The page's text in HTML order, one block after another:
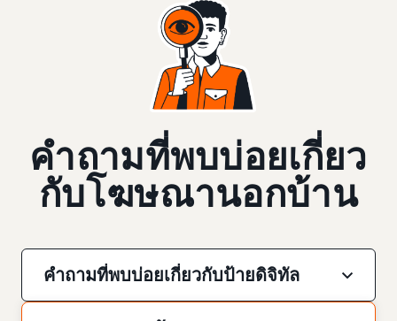
คำถามที่พบบ่อยเกี่ยว
กับโฆษณานอกบ้าน
คำถามที่พบบ่อยเกี่ยวกับป้ายดิจิทัล